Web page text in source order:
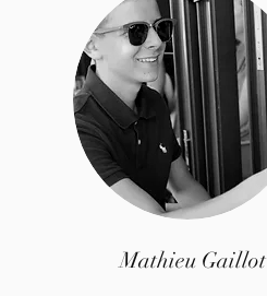
Mathieu Gaillot